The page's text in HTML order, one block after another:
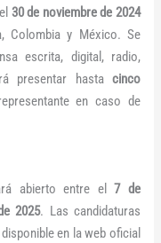
30 de noviembre de 2024
Colombia y México. Se
escrita, digital, radio,
presentar hasta cinco
en caso de
abierto entre el7 de
2025. Las candidaturas
en la web oficial